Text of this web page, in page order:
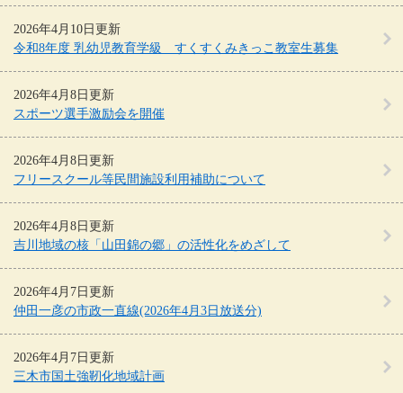
2026年4月10日更新
令和8年度 乳幼児教育学級 すくすくみきっこ教室生募集
2026年4月8日更新
スポーツ選手激励会を開催
2026年4月8日更新
フリースクール等民間施設利用補助について
2026年4月8日更新
吉川地域の核「山田錦の郷」の活性化をめざして
2026年4月7日更新
仲田一彦の市政一直線(2026年4月3日放送分)
2026年4月7日更新
三木市国土強靭化地域計画